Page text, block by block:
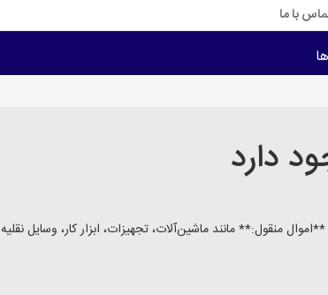
با ما
دارد
منقول:** مانند ماشین‌آلات، تجهیزات، ابزار کار، وسایل نقلیه